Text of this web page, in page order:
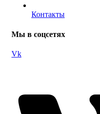
Контакты
Мы в соцсетях
Vk